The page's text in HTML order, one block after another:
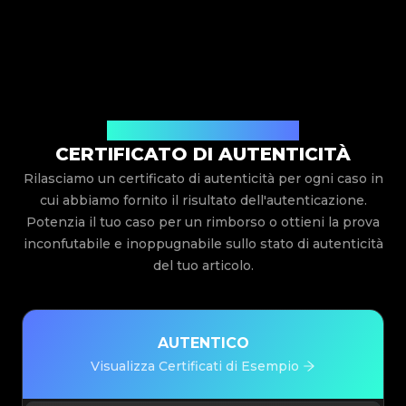
CERTIFICATO DI AUTENTICITÀ
Rilasciamo un certificato di autenticità per ogni caso in
cui abbiamo fornito il risultato dell'autenticazione.
Potenzia il tuo caso per un rimborso o ottieni la prova
inconfutabile e inoppugnabile sullo stato di autenticità
del tuo articolo.
AUTENTICO
Visualizza Certificati di Esempio